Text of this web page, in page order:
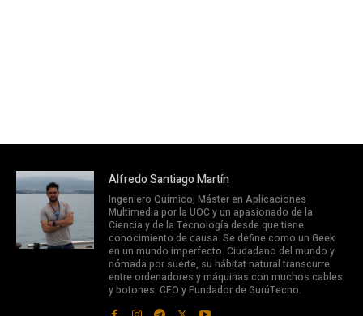
Alfredo Santiago Martín
Ingeniero Químico, Máster en Aplicaciones
Multimedia por la UOC y un apasionado de la
Ciencia y de la Tecnología desde que tiene
conocimiento de causa. Se define como un Geek
en un mundo imperfecto. Ciudadano del mundo y
nómada por suerte, su hábitat natural transcurre
entre ordenadores y máquinas con muchos cables
y botones. CEO y Fundador de GurúTecno.